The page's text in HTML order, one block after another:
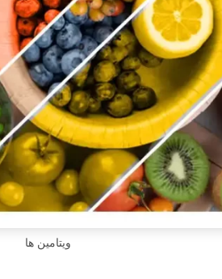
ویتامین ها